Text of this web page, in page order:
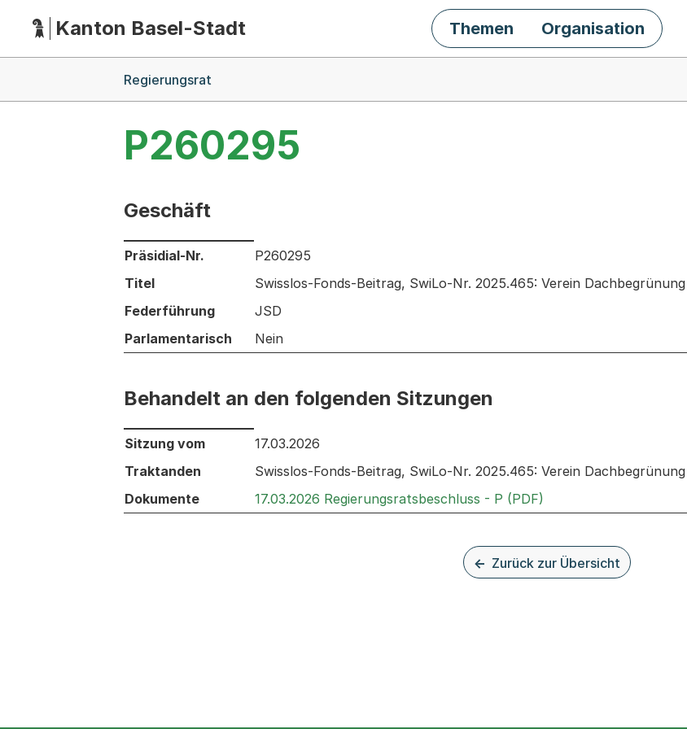
HauptnavigationKanton Basel-Stadt Themen Organisation
Regierungsrat
P260295
Geschäft
Informationen zum Ausgewählten Geschäft
Präsidial-Nr.
P260295
Titel
Swisslos-Fonds-Beitrag, SwiLo-Nr. 2025.465: Verein
Federführung
JSD
Parlamentarisch
Nein
Behandelt an den folgenden Sitzungen
Behandelt an den folgenden Sitzungen: Informationen zu den Sitzungen zum Geschäft
Sitzung vom
17.03.2026
Traktanden
Swisslos-Fonds-Beitrag, SwiLo-Nr. 2025.465: Verein
Dokumente
17.03.2026 Regierungsratsbeschluss - P (PDF)
Zurück zur Übersicht